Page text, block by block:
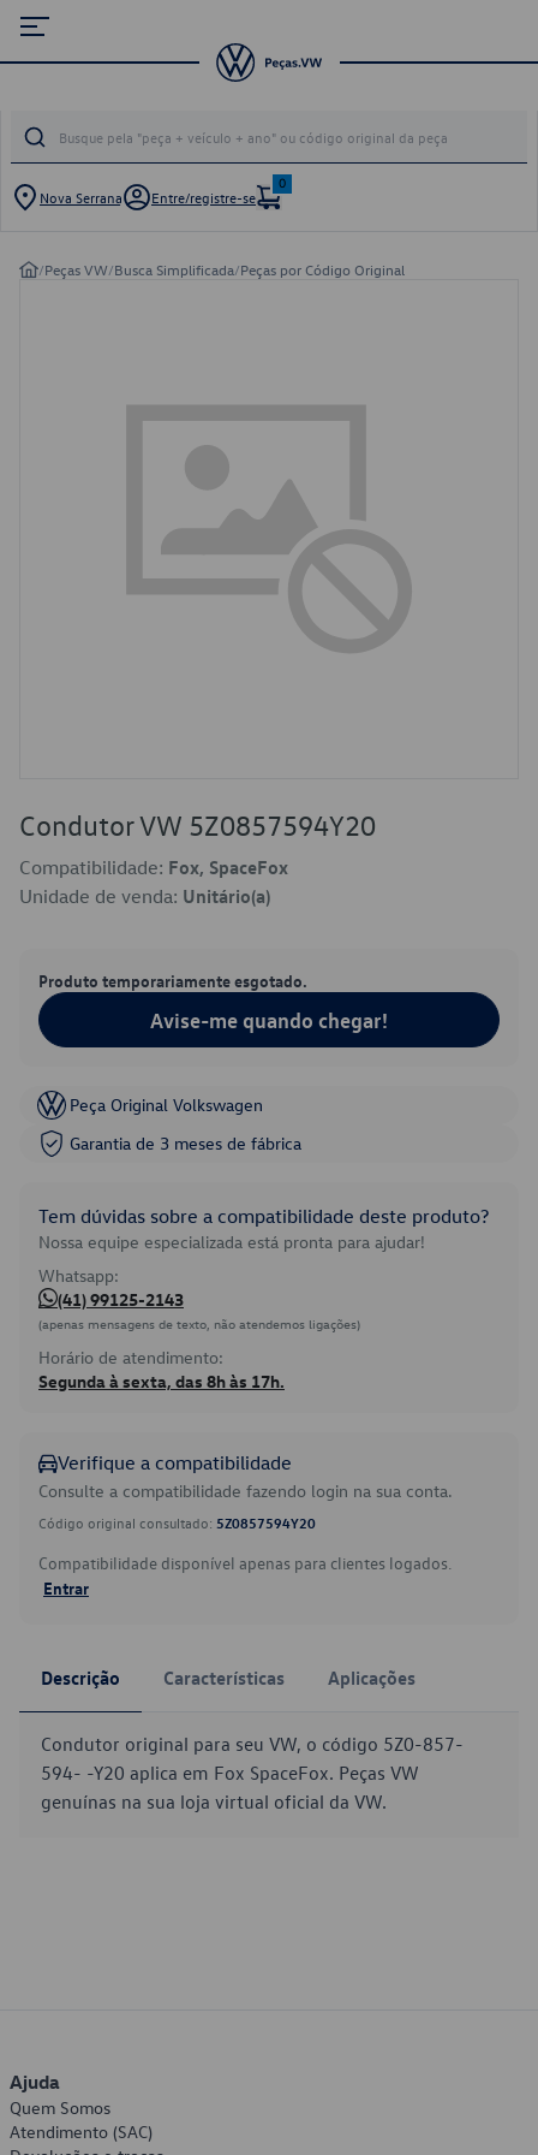
Nova Serrana Entre/registre-se
0
/Peças VW/Busca Simplificada/Peças por Código Original
Condutor VW 5Z0857594Y20
Compatibilidade: Fox, SpaceFox
Unidade de venda: Unitário(a)
Produto temporariamente esgotado.
Avise-me quando chegar!
Peça Original Volkswagen
Garantia de 3 meses de fábrica
Tem dúvidas sobre a compatibilidade deste produto?
Nossa equipe especializada está pronta para ajudar!
Whatsapp:
(41) 99125-2143
(apenas mensagens de texto, não atendemos ligações)
Horário de atendimento:
Segunda à sexta, das 8h às 17h.
Verifique a compatibilidade
Consulte a compatibilidade fazendo login na sua conta.
Código original consultado: 5Z0857594Y20
Compatibilidade disponível apenas para clientes logados.
Entrar
Descrição Características Aplicações
Condutor original para seu VW, o código 5Z0-857-
594- -Y20 aplica em Fox SpaceFox. Peças VW
genuínas na sua loja virtual oficial da VW.
Ajuda
Quem Somos
Atendimento (SAC)